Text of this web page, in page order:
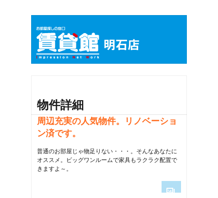
物件詳細
周辺充実の人気物件。リノベーショ
ン済です。
普通のお部屋じゃ物足りない・・・。そんなあなたに
オススメ。ビッグワンルームで家具もラクラク配置で
きますよ～。